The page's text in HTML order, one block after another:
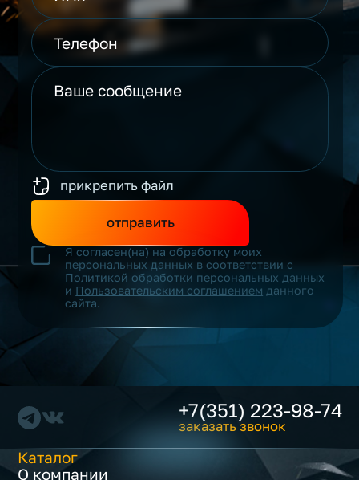
прикрепить файл
отправить
Я согласен(на) на обработку моих
персональных данных в соответствии с
Политикой обработки персональных данных
и Пользовательским соглашением данного
сайта.
+7(351) 223-98-74
заказать звонок
Каталог
О компании